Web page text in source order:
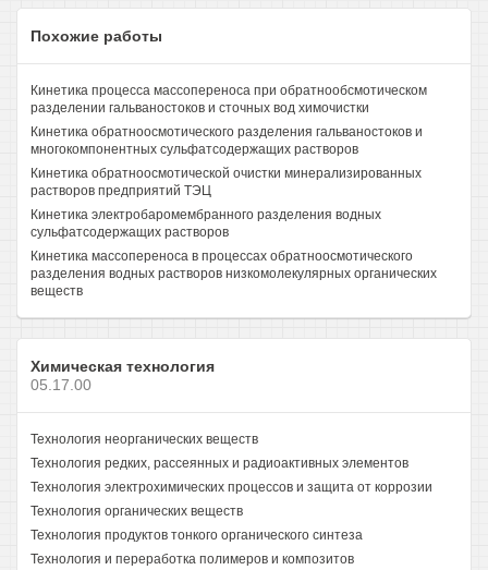
Похожие работы
Кинетика процесса массопереноса при обратнообсмотическом
разделении гальваностоков и сточных вод химочистки
Кинетика обратноосмотического разделения гальваностоков и
многокомпонентных сульфатсодержащих растворов
Кинетика обратноосмотической очистки минерализированных
растворов предприятий ТЭЦ
Кинетика электробаромембранного разделения водных
сульфатсодержащих растворов
Кинетика массопереноса в процессах обратноосмотического
разделения водных растворов низкомолекулярных органических
веществ
Химическая технология
05.17.00
Технология неорганических веществ
Технология редких, рассеянных и радиоактивных элементов
Технология электрохимических процессов и защита от коррозии
Технология органических веществ
Технология продуктов тонкого органического синтеза
Технология и переработка полимеров и композитов